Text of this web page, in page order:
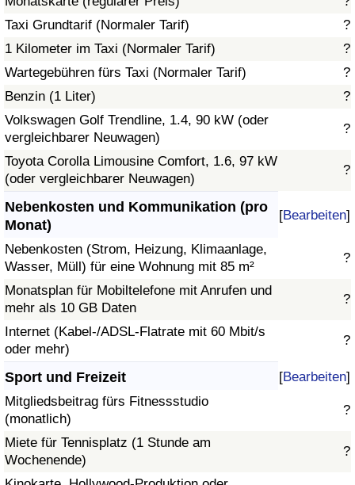
Taxi Grundtarif (Normaler Tarif)
?
1 Kilometer im Taxi (Normaler Tarif)
?
Wartegebühren fürs Taxi (Normaler Tarif)
?
Benzin (1 Liter)
?
Volkswagen Golf Trendline, 1.4, 90 kW (oder
vergleichbarer Neuwagen)
?
Toyota Corolla Limousine Comfort, 1.6, 97 kW
(oder vergleichbarer Neuwagen)
?
Nebenkosten und Kommunikation (pro
Monat)
[Bearbeiten]
Nebenkosten (Strom, Heizung, Klimaanlage,
Wasser, Müll) für eine Wohnung mit 85 m²
?
Monatsplan für Mobiltelefone mit Anrufen und
mehr als 10 GB Daten
?
Internet (Kabel-/ADSL-Flatrate mit 60 Mbit/s
oder mehr)
?
Sport und Freizeit [Bearbeiten]
Mitgliedsbeitrag fürs Fitnessstudio
(monatlich)
?
Miete für Tennisplatz (1 Stunde am
Wochenende)
?